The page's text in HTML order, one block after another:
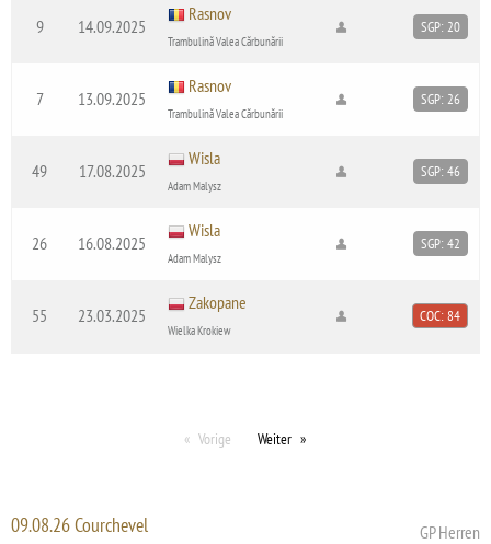
9 14.09.2025
Rasnov
Trambulină Valea Cărbunării
SGP: 20
7 13.09.2025
Rasnov
Trambulină Valea Cărbunării
SGP: 26
49 17.08.2025
Wisla
Adam Malysz
SGP: 46
26 16.08.2025
Wisla
Adam Malysz
SGP: 42
55 23.03.2025
Zakopane
Wielka Krokiew
COC: 84
Vorige Weiter
09.08.26 Courchevel
GP Herren